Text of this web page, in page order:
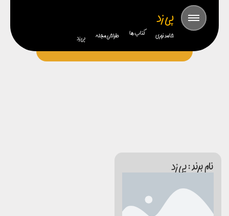
پی زد
حامد نوری کتاب ها طراحی مجله پی زد
نام برند : پی زد